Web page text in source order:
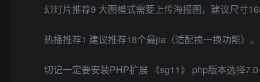
幻灯片推荐9 大图模式需要上传海报图，建议尺寸
热播推荐1 建议推荐18个最jia（适配换一换功能）。
切记一定要安装PHP扩展 《sg11》 php版本选择